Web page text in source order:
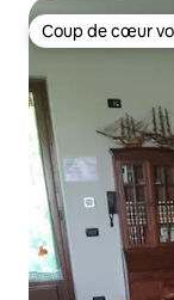
Coup de cœur
Coup de cœur